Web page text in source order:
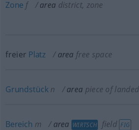
Zone f area district, zone
freier Platz area free space
Grundstück n area piece of
Bereich m area WIRTSCH field FIG